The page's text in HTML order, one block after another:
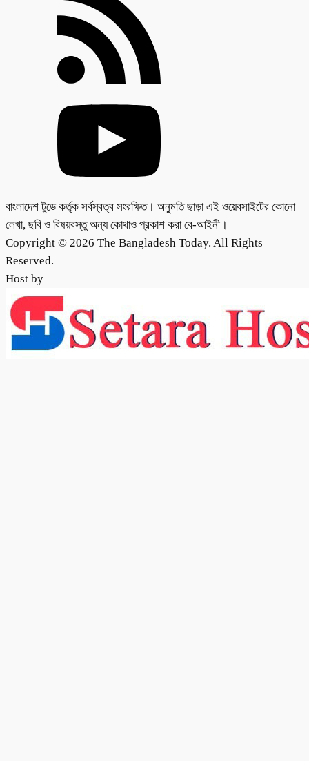
বাংলাদেশ টুডে কর্তৃক সর্বস্বত্ব সংরক্ষিত। অনুমতি ছাড়া এই ওয়েবসাইটের কোনো
লেখা, ছবি ও বিষয়বস্তু অন্য কোথাও প্রকাশ করা বে-আইনী।
Copyright © 2026 The Bangladesh Today. All Rights
Reserved.
Host by